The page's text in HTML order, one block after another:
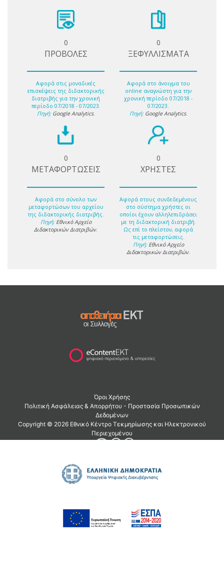
0
ΠΡΟΒΟΛΕΣ
Αφορά στις μοναδικές
επισκέψεις της διδακτορικής
διατριβής για την χρονική
περίοδο 07/2018 - 07/2023.
Πηγή: Google Analytics.
0
ΞΕΦΥΛΛΙΣΜΑΤΑ
Αφορά στο άνοιγμα του
online αναγνώστη για την
χρονική περίοδο 07/2018 -
07/2023.
Πηγή: Google Analytics.
0
ΜΕΤΑΦΟΡΤΩΣΕΙΣ
Αφορά στο σύνολο των
μεταφορτώσων του αρχείου
της διδακτορικής διατριβής.
Πηγή: Εθνικό Αρχείο
Διδακτορικών Διατριβών.
0
ΧΡΗΣΤΕΣ
Αφορά στους συνδεδεμένους
στο σύστημα χρήστες οι
οποίοι έχουν αλληλεπιδράσει
με τη διδακτορική διατριβή.
Ως επί το πλείστον, αφορά
τις μεταφορτώσεις.
Πηγή: Εθνικό Αρχείο
Διδακτορικών Διατριβών.